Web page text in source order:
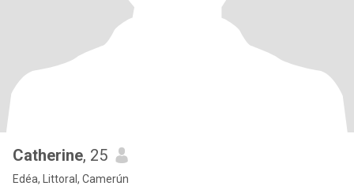
Catherine, 25
Edéa, Littoral, Camerún